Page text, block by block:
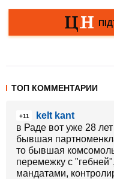
ТОП КОММЕНТАРИИ
+11
kelt kant
в Раде вот уже 28
бывшая
то бывшая
перемежку с
мандатами,